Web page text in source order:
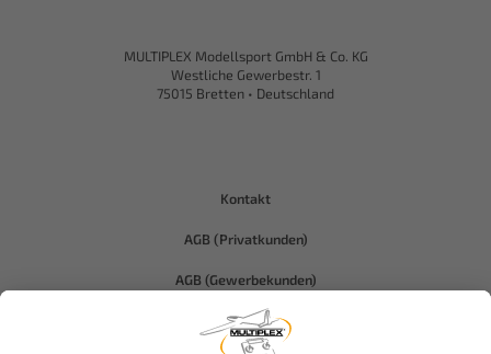
MULTIPLEX Modellsport GmbH & Co. KG
Westliche Gewerbestr. 1
75015 Bretten • Deutschland
Kontakt
AGB (Privatkunden)
AGB (Gewerbekunden)
Datenschutz